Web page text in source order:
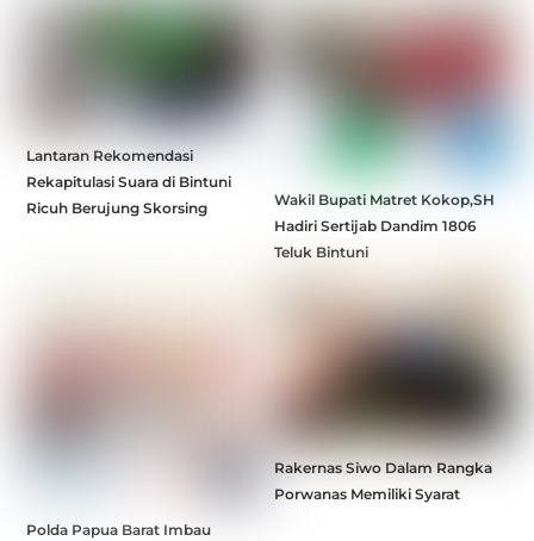
Lantaran Rekomendasi
Rekapitulasi Suara di Bintuni
Ricuh Berujung Skorsing
Wakil Bupati Matret Kokop,SH
Hadiri Sertijab Dandim 1806
Teluk Bintuni
Polda Papua Barat Imbau
Rakernas Siwo Dalam Rangka
Porwanas Memiliki Syarat